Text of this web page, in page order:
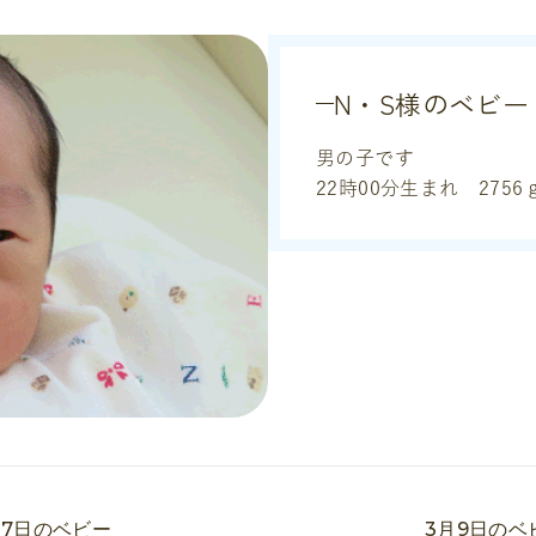
N・S様のベビー
男の子です
22時00分生まれ 2756
日のベビー 3月9日のベ